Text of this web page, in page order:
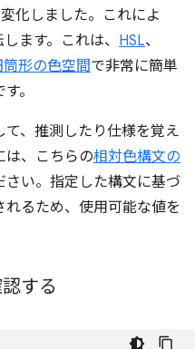
化しました。これによ
ます。これは、 HSL、
筒形の色空間で非常に簡単
。
、推測したり仕様を覚え
は、こちらの相対色構文の
さい。指定した構文に基づ
るため、使用可能な値を
する